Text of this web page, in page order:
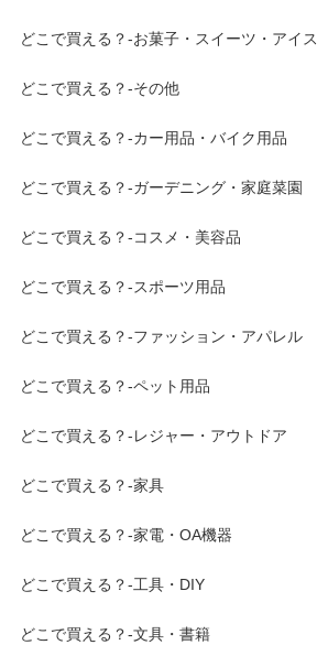
どこで買える？-お菓子・スイーツ・アイス
どこで買える？-その他
どこで買える？-カー用品・バイク用品
どこで買える？-ガーデニング・家庭菜園
どこで買える？-コスメ・美容品
どこで買える？-スポーツ用品
どこで買える？-ファッション・アパレル
どこで買える？-ペット用品
どこで買える？-レジャー・アウトドア
どこで買える？-家具
どこで買える？-家電・OA機器
どこで買える？-工具・DIY
どこで買える？-文具・書籍